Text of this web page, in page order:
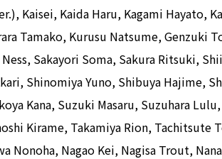
Kaisei, Kaida Haru, Kagami Hayato,
Tamako, Kurusu Natsume, Genzuki
Sakayori Soma, Sakura Ritsuki,
Shinomiya Yuno, Shibuya Hajime,
Kana, Suzuki Masaru, Suzuhara
Kirame, Takamiya Rion, Tachitsute
Nonoha, Nagao Kei, Nagisa Trout,